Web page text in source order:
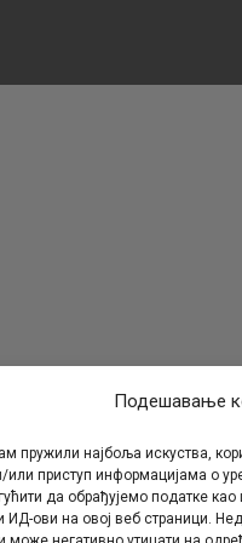
Подешавање
пружили најбоља искуства,
приступ информацијама о
да обрађујемо податке
ИД-ови на овој веб страници.
Контакт